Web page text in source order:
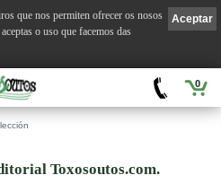
0
Toxosoutos.com.
Aceptar
que nos permiten ofrecer os nosos
o uso que facemos das